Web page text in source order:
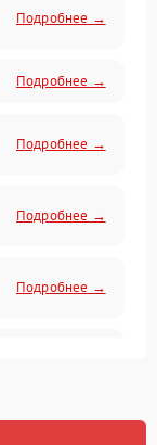
Подробнее →
Подробнее →
Подробнее →
Подробнее →
Подробнее →